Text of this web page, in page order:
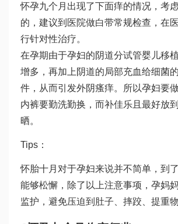
怀孕九个月出现了下面痒的情况，考
的，建议到医院做白带常规检查，在
行针对性治疗。
在孕期由于孕妇的阴道分试管婴儿移
增多，再加上阴道的局部充血给细菌
件，从而引发外阴瘙痒。所以孕妇要
内裤要勤洗勤换，而补佳乐 且最好放
晒。
Tips：
怀胎十月对于孕妇来说并不简单，到
能够松懈，除了以上注意事项，孕妈
监护，避免压迫到肚子、摔跤、提重